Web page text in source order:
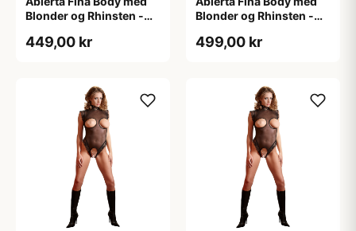
Blonder og Rhinsten -
449,00 kr
Blonder og Rhinsten -
499,00 kr